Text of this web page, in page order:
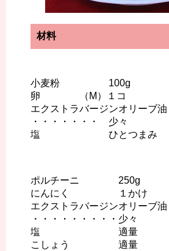
材料
小麦粉 100g
卵 （M）１コ
エクストラバージンオリーブ油
・・・・・・・ 少々
塩 ひとつまみ
ポルチーニ 250g
にんにく １かけ
エクストラバージンオリーブ油
・・・・・・・・・少々
塩 適量
こしょう 適量